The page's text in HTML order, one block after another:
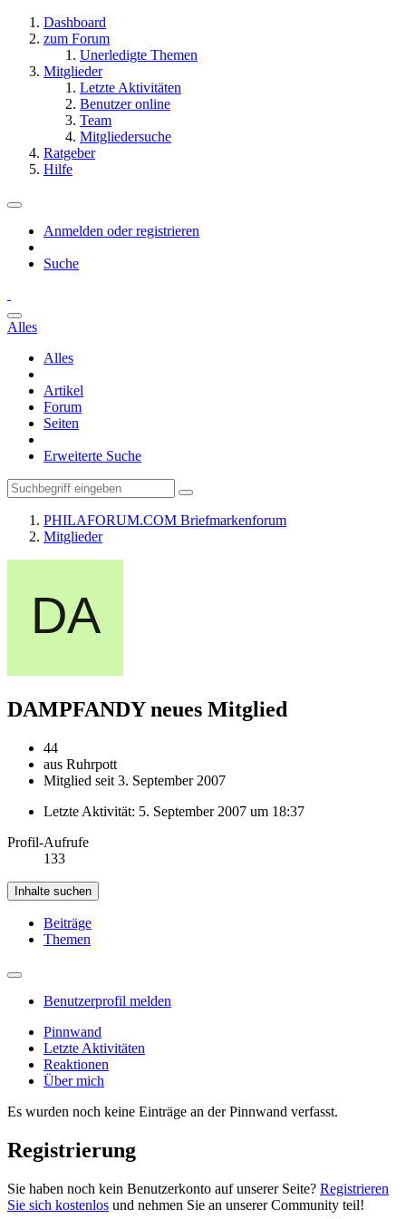
Dashboard
zum Forum
Unerledigte Themen
Mitglieder
Letzte Aktivitäten
Benutzer online
Team
Mitgliedersuche
Ratgeber
Hilfe
Anmelden oder registrieren
Suche
Alles
Alles
Artikel
Forum
Seiten
Erweiterte Suche
PHILAFORUM.COM Briefmarkenforum
Mitglieder
DAMPFANDY neues Mitglied
44
aus Ruhrpott
Mitglied seit 3. September 2007
Letzte Aktivität: 5. September 2007 um 18:37
Profil-Aufrufe
133
Inhalte suchen
Beiträge
Themen
Benutzerprofil melden
Pinnwand
Letzte Aktivitäten
Reaktionen
Über mich
Es wurden noch keine Einträge an der Pinnwand verfasst.
Registrierung
Sie haben noch kein Benutzerkonto auf unserer Seite? Registrieren
Sie sich kostenlos und nehmen Sie an unserer Community teil!